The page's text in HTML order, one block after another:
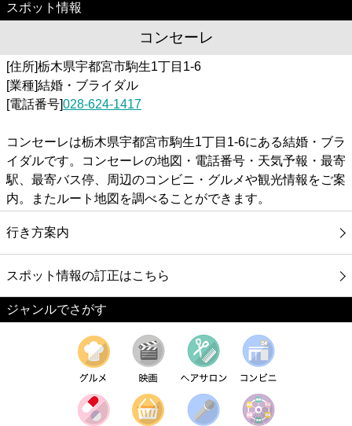
スポット情報
コンセーレ
[住所]栃木県宇都宮市駒生1丁目1-6
[業種]結婚・ブライダル
[電話番号]028-624-1417
コンセーレは栃木県宇都宮市駒生1丁目1-6にある結婚・ブラ
イダルです。コンセーレの地図・電話番号・天気予報・最寄
駅、最寄バス停、周辺のコンビニ・グルメや観光情報をご案
内。またルート地図を調べることができます。
行き方案内
スポット情報の訂正はこちら
ジャンルでさがす